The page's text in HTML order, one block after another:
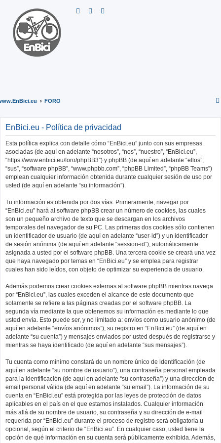
FORO
EnBici.eu - Política de privacidad
Esta política explica con detalle cómo “EnBici.eu” junto con sus empresas
asociadas (de aquí en adelante “nosotros”, “nos”, “nuestro”, “EnBici.eu”,
“https://www.enbici.eu/foro/phpBB3”) y phpBB (de aquí en adelante “ellos”,
“sus”, “software phpBB”, “www.phpbb.com”, “phpBB Limited”, “phpBB Teams”)
emplean cualquier información obtenida durante cualquier sesión de uso por
usted (de aquí en adelante “su información”).
Tu información es obtenida por dos vías. Primeramente, navegar por
“EnBici.eu” hará al software phpBB crear un número de cookies, las cuales
son un pequeño archivo de texto que se descargan en los archivos
temporales del navegador de su PC. Las primeras dos cookies sólo contienen
un identificador de usuario (de aquí en adelante “user-id”) y un identificador
de sesión anónima (de aquí en adelante “session-id”), automáticamente
asignada a usted por el software phpBB. Una tercera cookie se creará una vez
que haya navegado por temas en “EnBici.eu” y se emplea para registrar
cuales han sido leídos, con objeto de optimizar su experiencia de usuario.
Además podemos crear cookies externas al software phpBB mientras navega
por “EnBici.eu”, las cuales exceden el alcance de este documento que
solamente se refiere a las páginas creadas por el software phpBB. La
segunda vía mediante la que obtenemos su información es mediante lo que
usted envía. Esto puede ser, y no limitado a: envíos como usuario anónimo (de
aquí en adelante “envíos anónimos”), su registro en “EnBici.eu” (de aquí en
adelante “su cuenta”) y mensajes enviados por usted después de registrarse y
mientras se haya identificado (de aquí en adelante “sus mensajes”).
Tu cuenta como mínimo constará de un nombre único de identificación (de
aquí en adelante “su nombre de usuario”), una contraseña personal empleada
para la identificación (de aquí en adelante “su contraseña”) y una dirección de
email personal válida (de aquí en adelante “su email”). La información de su
cuenta en “EnBici.eu” está protegida por las leyes de protección de datos
aplicables en el país en el que estamos instalados. Cualquier información
más allá de su nombre de usuario, su contraseña y su dirección de e-mail
requerida por “EnBici.eu” durante el proceso de registro será obligatoria u
opcional, según el criterio de “EnBici.eu”. En cualquier caso, usted tiene la
opción de qué información en su cuenta será públicamente exhibida. Además,